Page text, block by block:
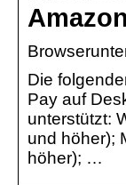
Die
Pay auf
unterstützt:
und höher);
höher); …